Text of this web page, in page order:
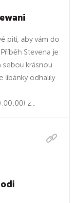
pití, aby vám do
Stevena je
sebou krásnou
líbánky odhalily
z...